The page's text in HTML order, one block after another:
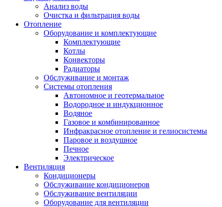
Анализ воды
Очистка и фильтрация воды
Отопление
Оборудование и комплектующие
Комплектующие
Котлы
Конвекторы
Радиаторы
Обслуживание и монтаж
Системы отопления
Автономное и геотермальное
Водородное и индукционное
Водяное
Газовое и комбинированное
Инфракрасное отопление и гелиосистемы
Паровое и воздушное
Печное
Электрическое
Вентиляция
Кондиционеры
Обслуживание кондиционеров
Обслуживание вентиляции
Оборудование для вентиляции